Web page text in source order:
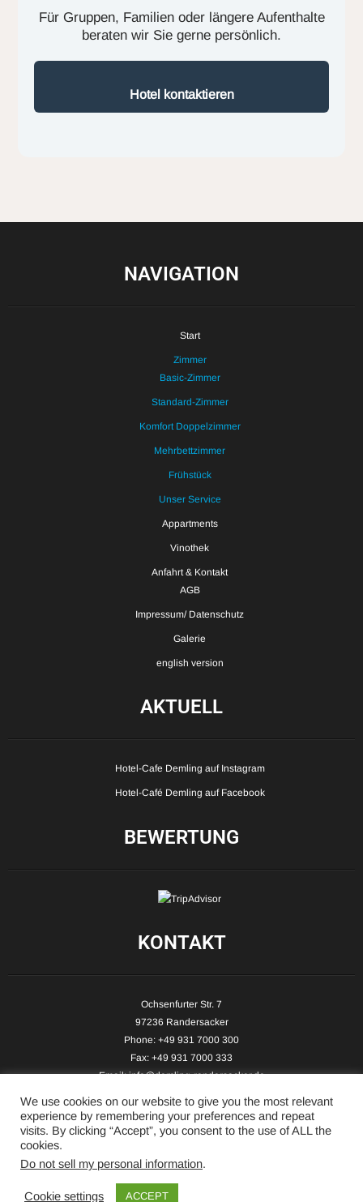
Für Gruppen, Familien oder längere Aufenthalte
beraten wir Sie gerne persönlich.
Hotel kontaktieren
NAVIGATION
Start
Zimmer
Basic-Zimmer
Standard-Zimmer
Komfort Doppelzimmer
Mehrbettzimmer
Frühstück
Unser Service
Appartments
Vinothek
Anfahrt & Kontakt
AGB
Impressum/ Datenschutz
Galerie
english version
AKTUELL
Hotel-Cafe Demling auf Instagram
Hotel-Café Demling auf Facebook
BEWERTUNG
KONTAKT
Ochsenfurter Str. 7
97236 Randersacker
Phone: +49 931 7000 300
Fax: +49 931 7000 333
Email:info@demling-randersacker.de
Copyright © 2026 Hotel-Café Demling - All Rights Reserved.
We use cookies on our website to give you the most relevant
experience by remembering your preferences and repeat
visits. By clicking “Accept”, you consent to the use of ALL the
cookies.
Do not sell my personal information.
Cookie settings ACCEPT